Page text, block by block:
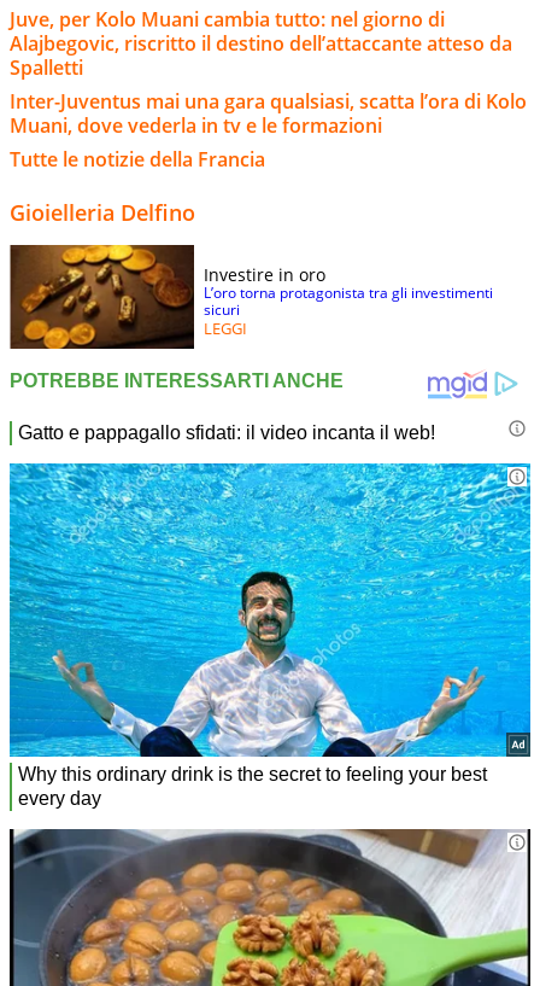
Juve, per Kolo Muani cambia tutto: nel giorno di
Alajbegovic, riscritto il destino dell’attaccante atteso da
Spalletti
Inter-Juventus mai una gara qualsiasi, scatta l’ora di Kolo
Muani, dove vederla in tv e le formazioni
Tutte le notizie della Francia
Gioielleria Delfino
Investire in oro
L’oro torna protagonista tra gli investimenti
sicuri
LEGGI